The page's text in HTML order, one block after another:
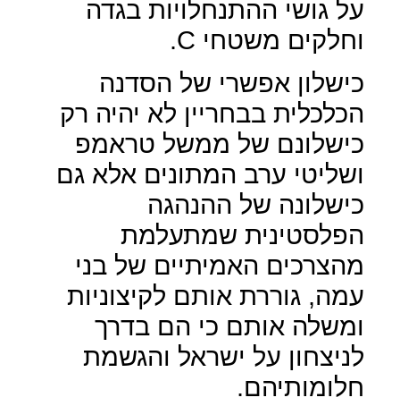
על גושי ההתנחלויות בגדה
וחלקים משטחי C
.
כישלון אפשרי של הסדנה
הכלכלית בבחריין לא יהיה רק
כישלונם של ממשל טראמפ
ושליטי ערב המתונים אלא גם
כישלונה של ההנהגה
הפלסטינית שמתעלמת
מהצרכים האמיתיים של בני
עמה, גוררת אותם לקיצוניות
ומשלה אותם כי הם בדרך
לניצחון על ישראל והגשמת
חלומותיהם.